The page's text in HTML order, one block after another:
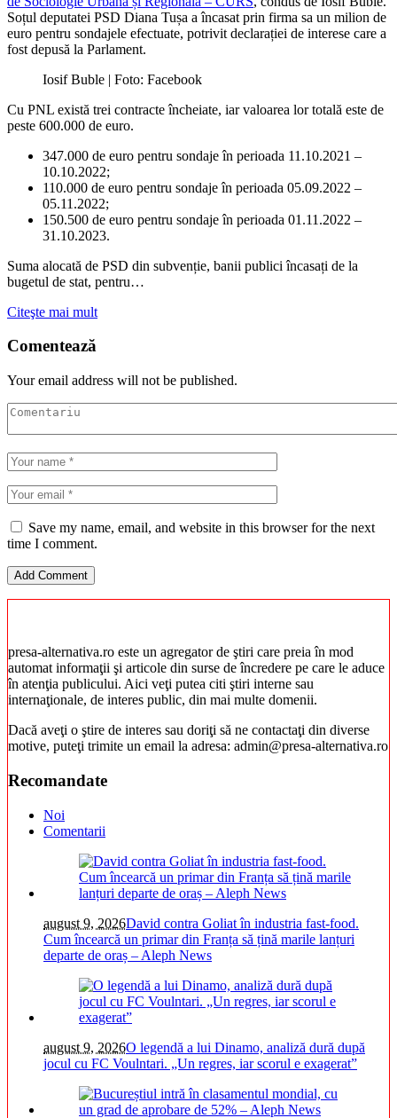
Soțul deputatei PSD Diana Tușa a încasat prin firma sa un milion de
euro pentru sondajele efectuate, potrivit declarației de interese care a
fost depusă la Parlament.
Iosif Buble | Foto: Facebook
Cu PNL există trei contracte încheiate, iar valoarea lor totală este de
peste 600.000 de euro.
347.000 de euro pentru sondaje în perioada 11.10.2021 –
10.10.2022;
110.000 de euro pentru sondaje în perioada 05.09.2022 –
05.11.2022;
150.500 de euro pentru sondaje în perioada 01.11.2022 –
31.10.2023.
Suma alocată de PSD din subvenție, banii publici încasați de la
bugetul de stat, pentru…
Citeşte mai mult
Comentează
Your email address will not be published.
Save my name, email, and website in this browser for the next
time I comment.
presa-alternativa.ro este un agregator de ştiri care preia în mod
automat informaţii şi articole din surse de încredere pe care le aduce
în atenţia publicului. Aici veţi putea citi ştiri interne sau
internaţionale, de interes public, din mai multe domenii.
Dacă aveţi o ştire de interes sau doriţi să ne contactaţi din diverse
motive, puteţi trimite un email la adresa: admin@presa-alternativa.ro
Recomandate
Noi
Comentarii
august 9, 2026David contra Goliat în industria fast-food.
Cum încearcă un primar din Franța să țină marile lanțuri
departe de oraș – Aleph News
august 9, 2026O legendă a lui Dinamo, analiză dură după
jocul cu FC Voulntari. „Un regres, iar scorul e exagerat”